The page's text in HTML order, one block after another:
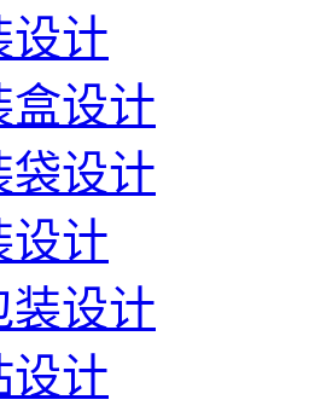
设计
盒设计
袋设计
设计
装设计
设计